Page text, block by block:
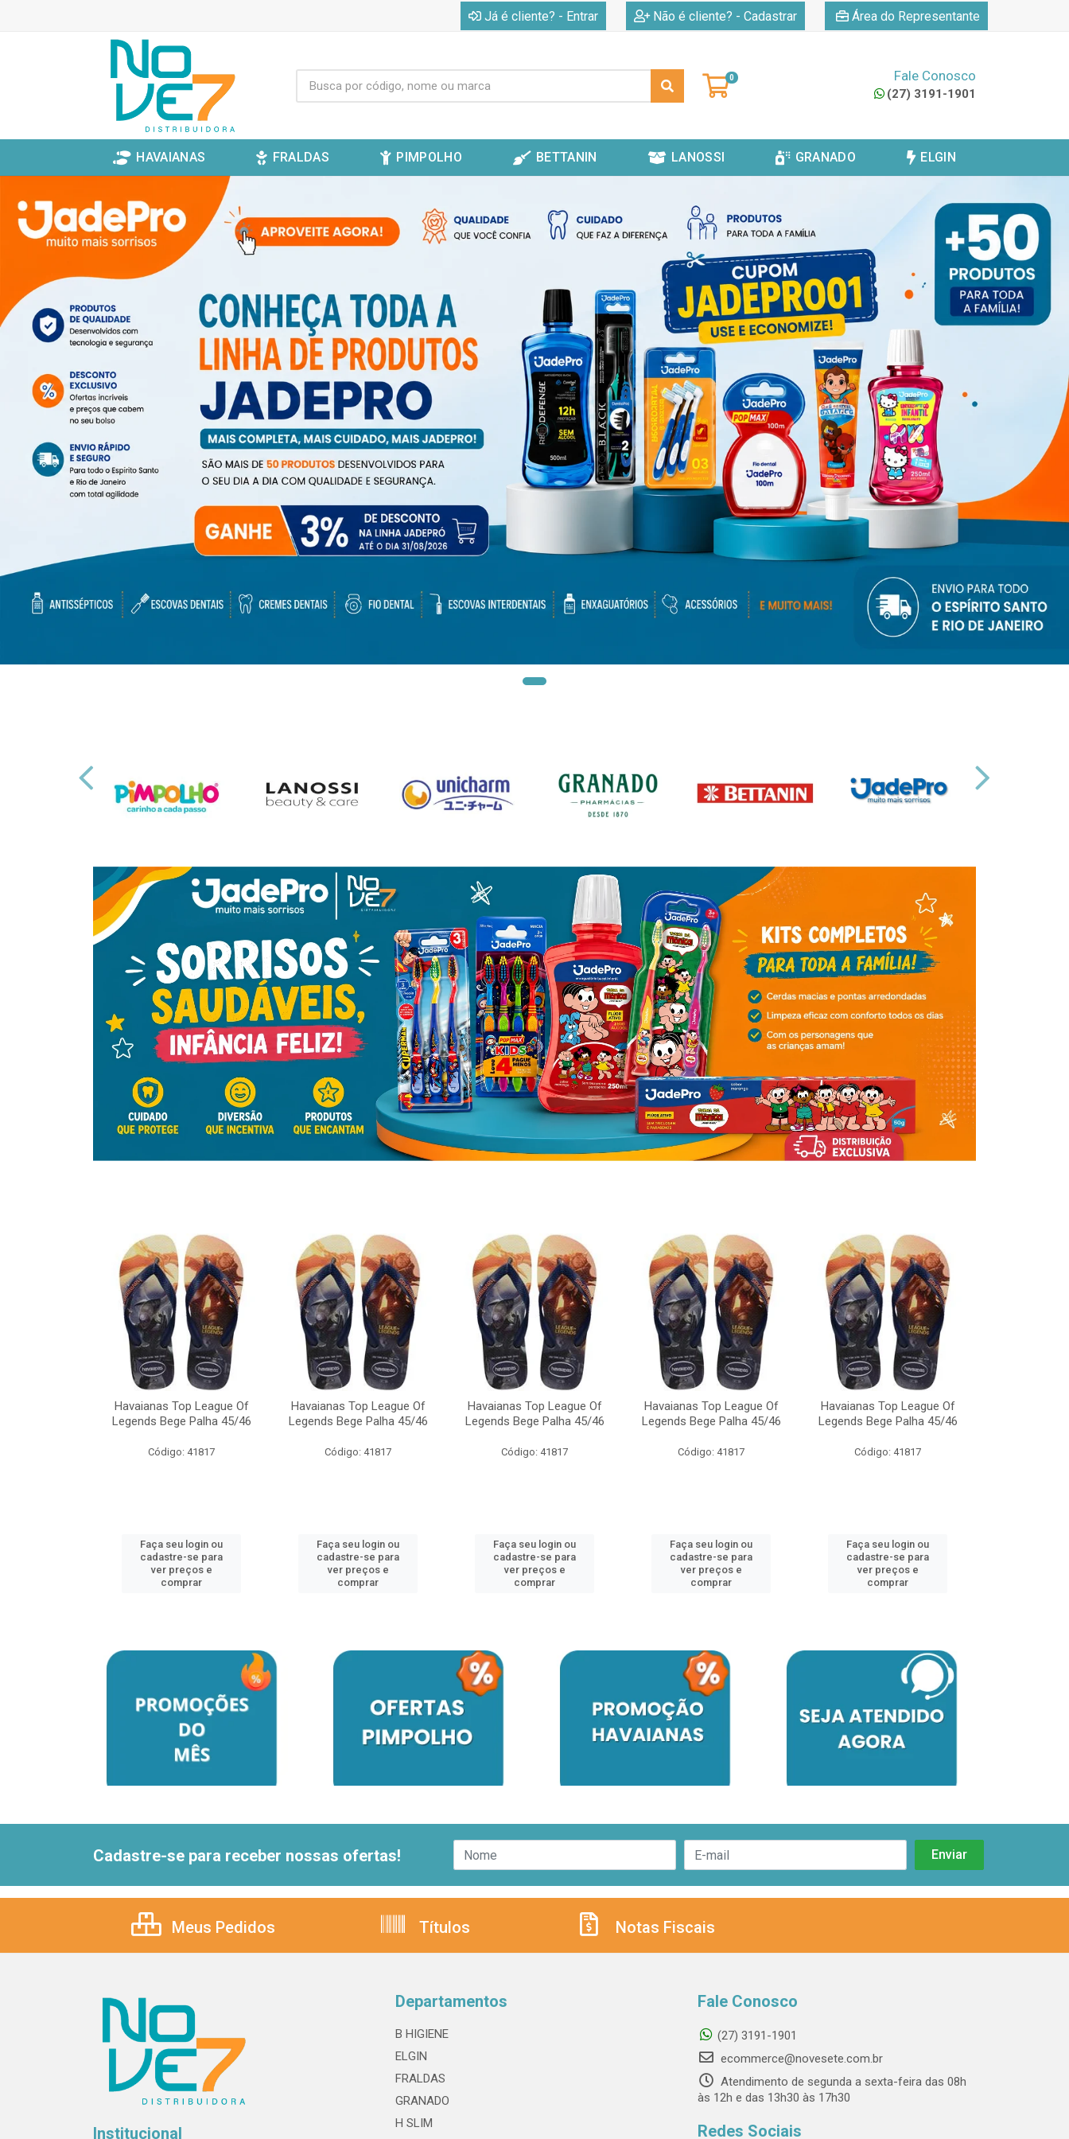
Já é cliente? - Entrar Não é cliente? - Cadastrar Área do Representante
0 Fale Conosco
(27) 3191-1901
HAVAIANAS FRALDAS PIMPOLHO BETTANIN LANOSSI GRANADO ELGIN
Havaianas Top League Of
Legends Bege Palha 45/46
Código: 41817
Faça seu login ou
cadastre-se para
ver preços e
comprar
Havaianas Top League Of
Legends Bege Palha 45/46
Código: 41817
Faça seu login ou
cadastre-se para
ver preços e
comprar
Havaianas Top League Of
Legends Bege Palha 45/46
Código: 41817
Faça seu login ou
cadastre-se para
ver preços e
comprar
Havaianas Top League Of
Legends Bege Palha 45/46
Código: 41817
Faça seu login ou
cadastre-se para
ver preços e
comprar
Havaianas Top League Of
Legends Bege Palha 45/46
Código: 41817
Faça seu login ou
cadastre-se para
ver preços e
comprar
Cadastre-se para receber nossas ofertas!
Meus Pedidos Títulos Notas Fiscais
Institucional
Departamentos
B HIGIENE
ELGIN
FRALDAS
GRANADO
H SLIM
Fale Conosco
(27) 3191-1901
ecommerce@novesete.com.br
Atendimento de segunda a sexta-feira das 08h
às 12h e das 13h30 às 17h30
Redes Sociais